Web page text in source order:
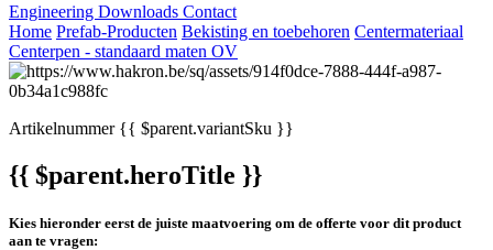
Engineering Downloads Contact
Home Prefab-Producten Bekisting en toebehoren Centermateriaal
Centerpen - standaard maten OV
Artikelnummer{{ $parent.variantSku }}
{{ $parent.heroTitle }}
Kies hieronder eerst de juiste maatvoering om de offerte voor dit product
aan te vragen: